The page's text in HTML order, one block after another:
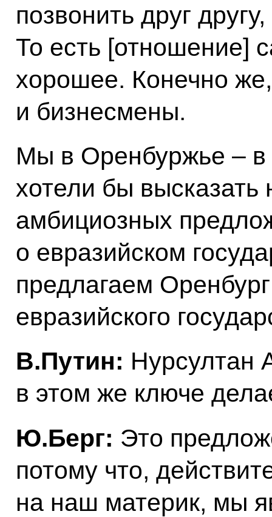
позвонить друг
То есть [отношение]
хорошее. Конечно
и бизнесмены.
Мы в Оренбуржье – в
хотели бы высказать
амбициозных
о евразийском
предлагаем
евразийского
В.Путин: Нурсултан
в этом же ключе
Ю.Берг: Это
потому что,
на наш материк, мы